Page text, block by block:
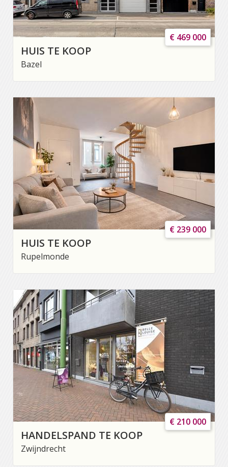
HUIS TE KOOP
Bazel
€ 469 000
HUIS TE KOOP
Rupelmonde
€ 239 000
HANDELSPAND TE KOOP
Zwijndrecht
€ 210 000